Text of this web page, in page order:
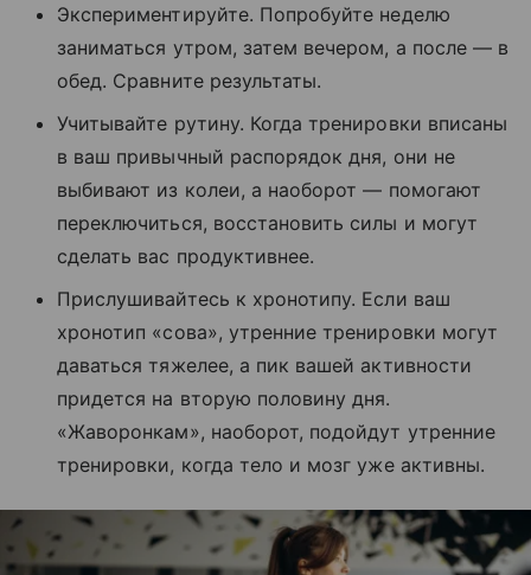
Экспериментируйте. Попробуйте неделю
заниматься утром, затем вечером, а после — в
обед. Сравните результаты.
Учитывайте рутину. Когда тренировки вписаны
в ваш привычный распорядок дня, они не
выбивают из колеи, а наоборот — помогают
переключиться, восстановить силы и могут
сделать вас продуктивнее.
Прислушивайтесь к хронотипу. Если ваш
хронотип «сова», утренние тренировки могут
даваться тяжелее, а пик вашей активности
придется на вторую половину дня.
«Жаворонкам», наоборот, подойдут утренние
тренировки, когда тело и мозг уже активны.